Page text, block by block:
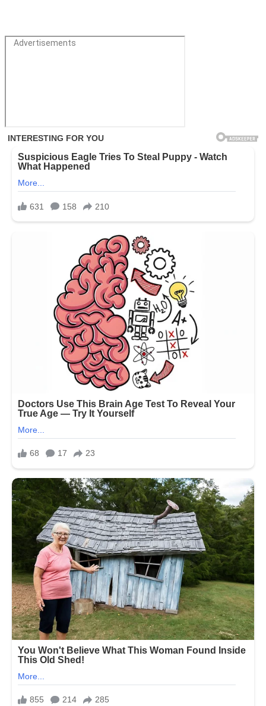
Advertisements